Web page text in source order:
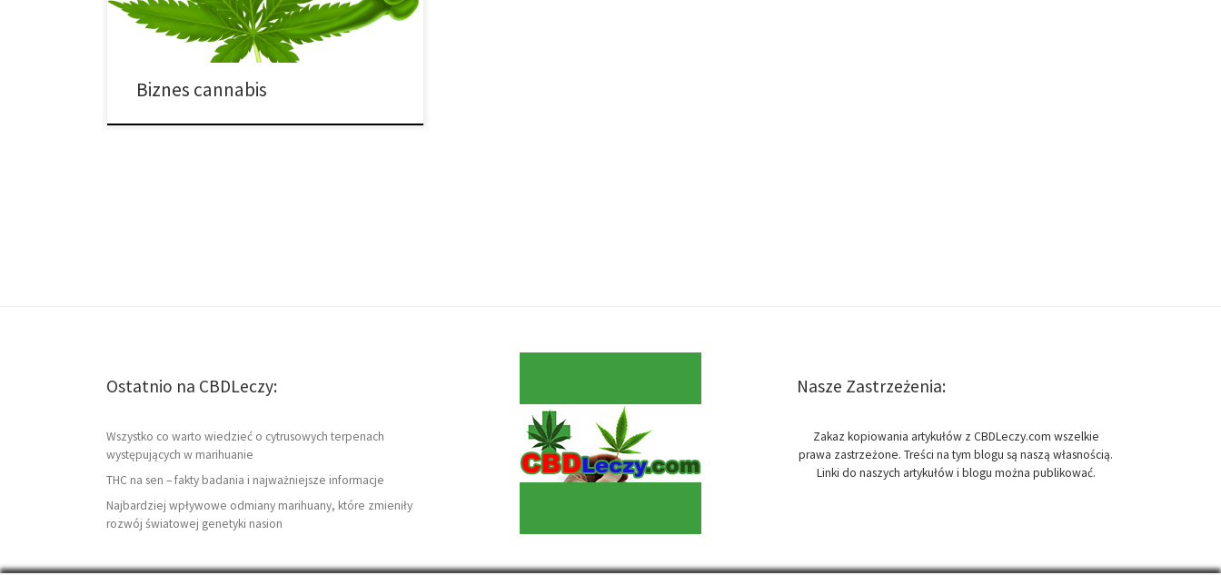
każdą decyzję, przed którą staje inwestor w tej grupie.
[…]
Biznes cannabis
Ostatnio na CBDLeczy:
Wszystko co warto wiedzieć o cytrusowych terpenach
występujących w marihuanie
THC na sen – fakty badania i najważniejsze informacje
Najbardziej wpływowe odmiany marihuany, które zmieniły
rozwój światowej genetyki nasion
Nasze Zastrzeżenia:
Zakaz kopiowania artykułów z CBDLeczy.com wszelkie
prawa zastrzeżone. Treści na tym blogu są naszą własnością.
Linki do naszych artykułów i blogu można publikować.